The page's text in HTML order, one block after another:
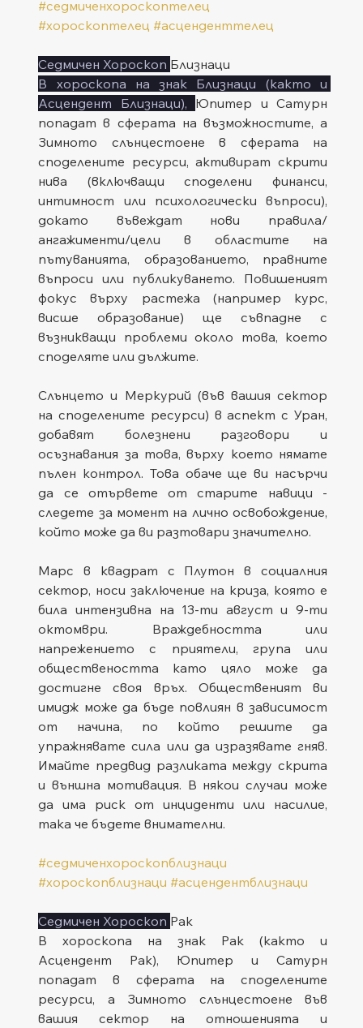
#седмиченхороскоптелец
#хороскоптелец #асценденттелец
Седмичен Хороскоп Близнаци
В хороскопа на знак Близнаци (както и
Асцендент Близнаци), Юпитер и Сатурн
попадат в сферата на възможностите, а
Зимното слънцестоене в сферата на
споделените ресурси, активират скрити
нива (включващи споделени финанси,
интимност или психологически въпроси),
докато въвеждат нови правила/
ангажименти/цели в областите на
пътуванията, образованието, правните
въпроси или публикуването. Повишеният
фокус върху растежа (например курс,
висше образование) ще съвпадне с
възникващи проблеми около това, което
споделяте или дължите.
Слънцето и Меркурий (във вашия сектор
на споделените ресурси) в аспект с Уран,
добавят болезнени разговори и
осъзнавания за това, върху което нямате
пълен контрол. Това обаче ще ви насърчи
да се отървете от старите навици -
следете за момент на лично освобождение,
който може да ви разтовари значително.
Марс в квадрат с Плутон в социалния
сектор, носи заключение на криза, която е
била интензивна на 13-ти август и 9-ти
октомври. Враждебността или
напрежението с приятели, група или
обществеността като цяло може да
достигне своя връх. Общественият ви
имидж може да бъде повлиян в зависимост
от начина, по който решите да
упражнявате сила или да изразявате гняв.
Имайте предвид разликата между скрита
и външна мотивация. В някои случаи може
да има риск от инциденти или насилие,
така че бъдете внимателни.
#седмиченхороскопблизнаци
#хороскопблизнаци #асцендентблизнаци
Седмичен Хороскоп Рак
В хороскопа на знак Рак (както и
Асцендент Рак), Юпитер и Сатурн
попадат в сферата на споделените
ресурси, а Зимното слънцестоене във
вашия сектор на отношенията и